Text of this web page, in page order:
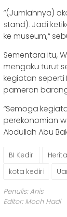
“(Jumlahnya)
stand). Jadi
ke museum,”
Sementara itu,
mengaku turut
kegiatan seperti
pameran
“Semoga
perekonomian
Abdullah Abu
BI Kediri
kota kediri
Penulis: Anis
Editor: Moch Hadi